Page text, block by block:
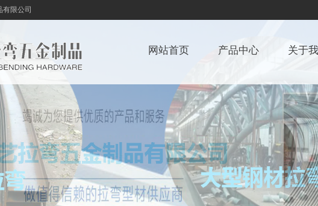
限公司
网站首页 产品中心 关于